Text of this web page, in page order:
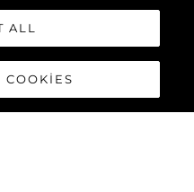
ALL
COOKIES